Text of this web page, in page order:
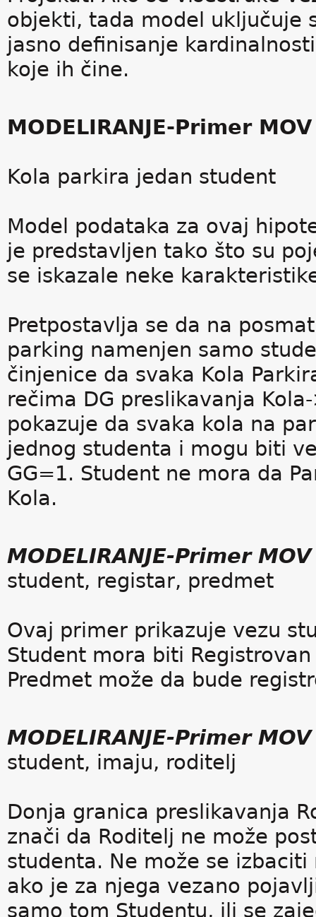
objekti, tada model uključuje
jasno definisanje
koje ih čine.
MODELIRANJE-Primer MOV
Kola parkira jedan student
Model podataka za ovaj
je predstavljen tako što su
se iskazale neke
Pretpostavlja se da na
parking namenjen samo
činjenice da svaka Kola
rečima DG preslikavanja
pokazuje da svaka kola na
jednog studenta i mogu biti
GG=1. Student ne mora da
Kola.
MODELIRANJE-Primer MOV
student, registar, predmet
Ovaj primer prikazuje vezu
Student mora biti
Predmet može da bude
MODELIRANJE-Primer MOV
student, imaju, roditelj
Donja granica preslikavanja
znači da Roditelj ne može
studenta. Ne može se
ako je za njega vezano
samo tom Studentu, ili se